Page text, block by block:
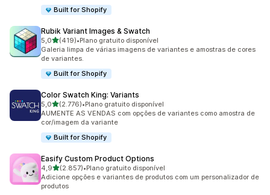
Built for Shopify
Rubik Variant Images & Swatch
5,0de 5 estrelas
(419)
419 avaliações ao todo
•Plano gratuito disponível
Galeria limpa de várias imagens de variantes e amostras de cores
de variantes.
Built for Shopify
Color Swatch King: Variants
5,0de 5 estrelas
(2.776)
2776 avaliações ao todo
•Plano gratuito disponível
AUMENTE AS VENDAS com opções de variantes como amostra de
cor/imagem da variante
Built for Shopify
Easify Custom Product Options
4,9de 5 estrelas
(2.857)
2857 avaliações ao todo
•Plano gratuito disponível
Adicione opções e variantes de produtos com um personalizador de
produtos